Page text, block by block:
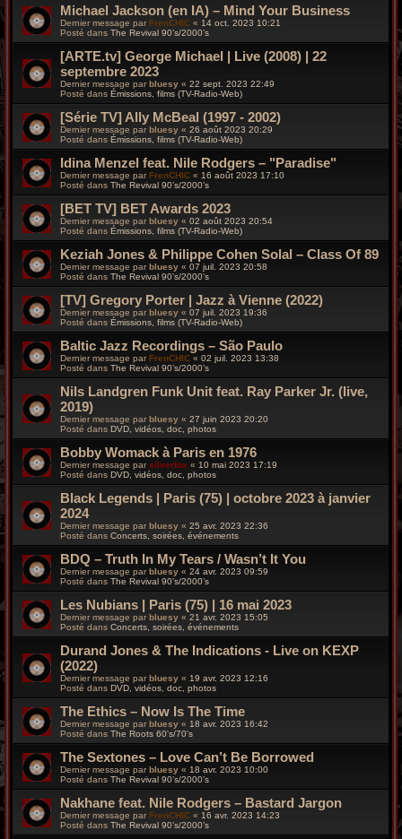
Michael Jackson (en IA) – Mind Your Business
Dernier message par FrenCHIC « 14 oct. 2023 10:21
Posté dans The Revival 90’s/2000’s
[ARTE.tv] George Michael | Live (2008) | 22
septembre 2023
Dernier message par bluesy « 22 sept. 2023 22:49
Posté dans Émissions, films (TV-Radio-Web)
[Série TV] Ally McBeal (1997 - 2002)
Dernier message par bluesy « 26 août 2023 20:29
Posté dans Émissions, films (TV-Radio-Web)
Idina Menzel feat. Nile Rodgers – "Paradise"
Dernier message parFrenCHIC « 16 août 2023 17:10
Posté dans The Revival 90’s/2000’s
[BET TV] BET Awards 2023
Dernier message par bluesy « 02 août 2023 20:54
Posté dans Émissions, films (TV-Radio-Web)
Keziah Jones & Philippe Cohen Solal – Class Of 89
Dernier message parbluesy « 07 juil. 2023 20:58
Posté dans The Revival 90’s/2000’s
[TV] Gregory Porter | Jazz à Vienne (2022)
Dernier message par bluesy « 07 juil. 2023 19:36
Posté dans Émissions, films (TV-Radio-Web)
Baltic Jazz Recordings – São Paulo
Dernier message parFrenCHIC « 02 juil. 2023 13:38
Posté dans The Revival 90’s/2000’s
Nils Landgren Funk Unit feat. Ray Parker Jr. (live,
2019)
Dernier message par bluesy « 27 juin 2023 20:20
Posté dans DVD, vidéos, doc, photos
Bobby Womack à Paris en 1976
Dernier message parsilverfox « 10 mai 2023 17:19
Posté dans DVD, vidéos, doc, photos
Black Legends | Paris (75) | octobre 2023 à janvier
2024
Dernier message par bluesy « 25 avr. 2023 22:36
Posté dans Concerts, soirées, événements
BDQ – Truth In My Tears / Wasn’t It You
Dernier message parbluesy « 24 avr. 2023 09:59
Posté dans The Revival 90’s/2000’s
Les Nubians | Paris (75) | 16 mai 2023
Dernier message par bluesy « 21 avr. 2023 15:05
Posté dans Concerts, soirées, événements
Durand Jones & The Indications - Live on KEXP
(2022)
Dernier message par bluesy « 19 avr. 2023 12:16
Posté dans DVD, vidéos, doc, photos
The Ethics – Now Is The Time
Dernier message par bluesy « 18 avr. 2023 16:42
Posté dans The Roots 60's/70's
The Sextones – Love Can’t Be Borrowed
Dernier message parbluesy « 18 avr. 2023 10:00
Posté dans The Revival 90’s/2000’s
Nakhane feat. Nile Rodgers – Bastard Jargon
Dernier message par FrenCHIC « 16 avr. 2023 14:23
Posté dans The Revival 90’s/2000’s